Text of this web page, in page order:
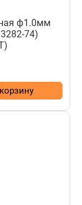
ф1.0мм
74)